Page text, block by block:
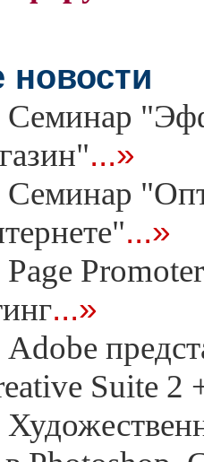
новости
Семинар
...»
Семинар
...»
Page
...»
Adobe
Suite 2